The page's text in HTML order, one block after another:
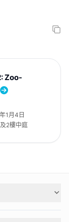
Zoo-
1月4日
2樓中庭